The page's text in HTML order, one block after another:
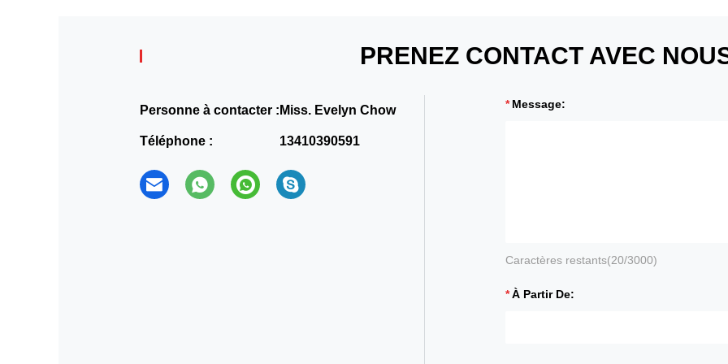
PRENEZ CONTACT AVEC
Personne à contacter : Miss. Evelyn Chow
Téléphone : 13410390591
Message:
Caractères restants(20/3000)
À Partir De: